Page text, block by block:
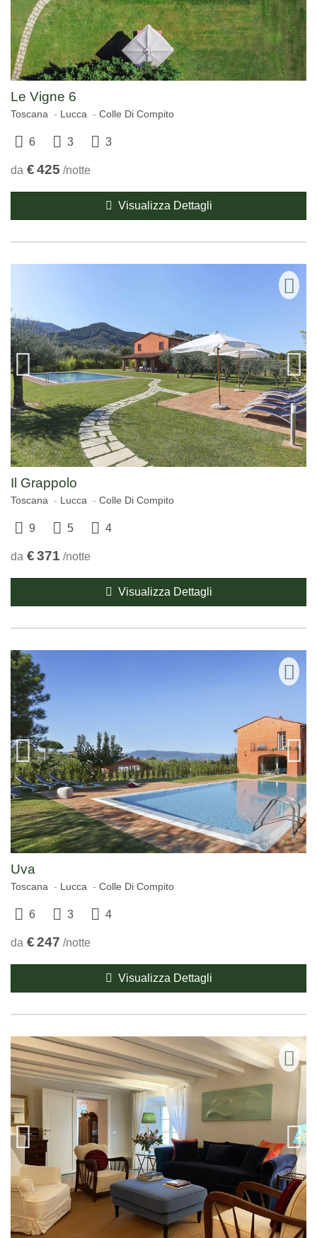
Le Vigne 6
Toscana Lucca Colle Di Compito
6 3 3
da €425 /notte
Visualizza Dettagli
Il Grappolo
Toscana Lucca Colle Di Compito
9 5 4
da €371 /notte
Visualizza Dettagli
Uva
Toscana Lucca Colle Di Compito
6 3 4
da €247 /notte
Visualizza Dettagli